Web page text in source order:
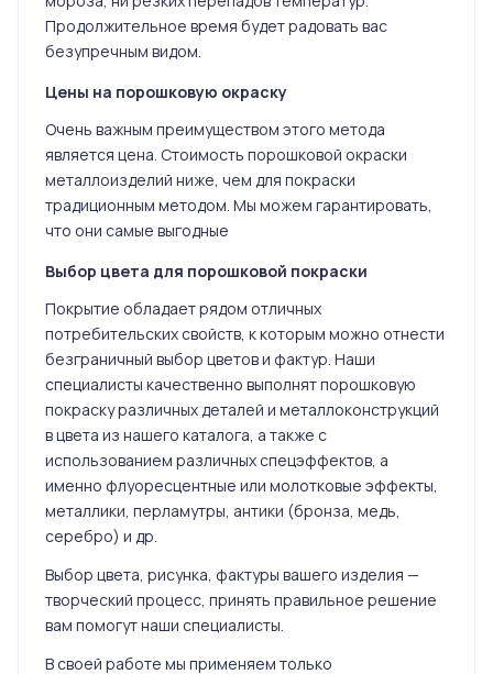
Продолжительное время будет радовать вас
безупречным видом.
Цены на порошковую окраску
Очень важным преимуществом этого метода
является цена. Стоимость порошковой окраски
металлоизделий ниже, чем для покраски
традиционным методом. Мы можем гарантировать,
что они самые выгодные
Выбор цвета для порошковой покраски
Покрытие обладает рядом отличных
потребительских свойств, к которым можно отнести
безграничный выбор цветов и фактур. Наши
специалисты качественно выполнят порошковую
покраску различных деталей и металлоконструкций
в цвета из нашего каталога, а также с
использованием различных спецэффектов, а
именно флуоресцентные или молотковые эффекты,
металлики, перламутры, антики (бронза, медь,
серебро) и др.
Выбор цвета, рисунка, фактуры вашего изделия —
творческий процесс, принять правильное решение
вам помогут наши специалисты.
В своей работе мы применяем только